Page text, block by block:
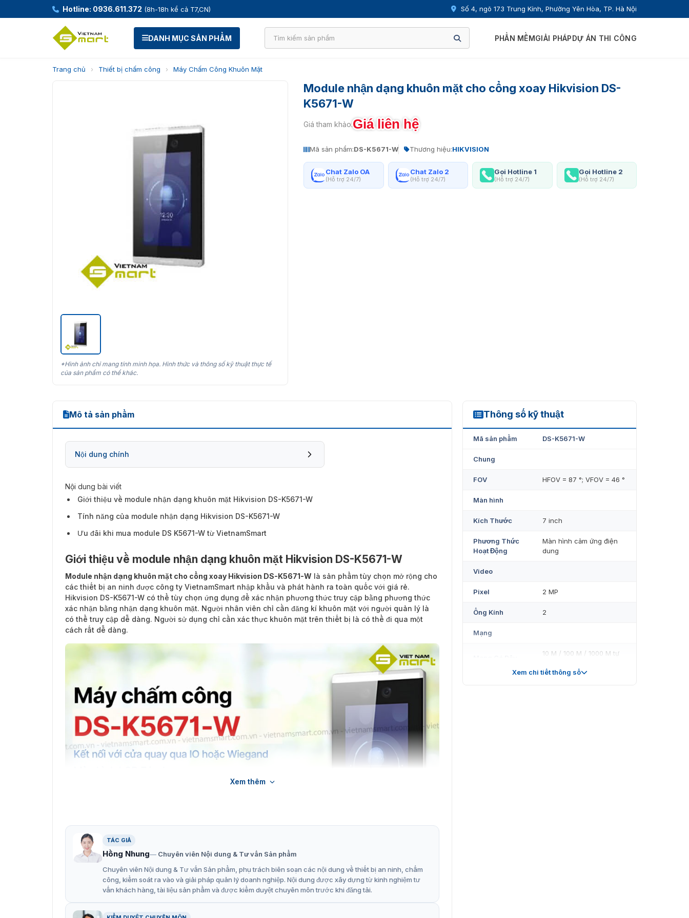
Hotline: 0936.611.372 (8h-18h kể cả T7,CN) Số 4, ngõ 173 Trung Kính, Phường Yên Hòa, TP. Hà Nội
DANH MỤC SẢN PHẨM PHẦN MỀMGIẢI PHÁPDỰ ÁN THI CÔNG
Trang chủ › Thiết bị chấm công › Máy Chấm Công Khuôn Mặt
*Hình ảnh chỉ mang tính minh họa. Hình thức và thông số kỹ thuật thực tế
của sản phẩm có thể khác.
Module nhận dạng khuôn mặt cho cổng xoay Hikvision DS-
K5671-W
Giá tham khảo:Giá liên hệ
Mã sản phẩm:DS-K5671-W Thương hiệu:HIKVISION
Chat Zalo OA
(Hỗ trợ 24/7)
Chat Zalo 2
(Hỗ trợ 24/7)
Gọi Hotline 1
(Hỗ trợ 24/7)
Gọi Hotline 2
(Hỗ trợ 24/7)
Mô tả sản phẩm
Nội dung chính
Nội dung bài viết
Giới thiệu về module nhận dạng khuôn mặt Hikvision DS-K5671-W
Tính năng của module nhận dạng Hikvision DS-K5671-W
Ưu đãi khi mua module DS K5671-W từ VietnamSmart
Giới thiệu về module nhận dạng khuôn mặt Hikvision DS-K5671-W
Module nhận dạng khuôn mặt cho cổng xoay Hikvision DS-K5671-W là sản phẩm tùy chọn mở rộng cho
các thiết bị an ninh được công ty VietnamSmart nhập khẩu và phát hành ra toàn quốc với giá rẻ.
Hikvision DS-K5671-W có thể tùy chọn ứng dụng để xác nhận phương thức truy cập bằng phương thức
xác nhận bằng nhận dạng khuôn mặt. Người nhân viên chỉ cần đăng kí khuôn mặt với người quản lý là
có thể truy cập dễ dàng. Người sử dụng chỉ cần xác thực khuôn mặt trên thiết bị là có thể đi qua một
cách rất dễ dàng.
Giới thiệu mẫu máy chấm công khuôn mặt DS-K5671-W
Xem thêm
TÁC GIẢ
Hồng Nhung
Chuyên viên Nội dung & Tư vấn Sản phẩm
Chuyên viên Nội dung & Tư vấn Sản phẩm, phụ trách biên soạn các nội dung về thiết bị an ninh, chấm
công, kiểm soát ra vào và giải pháp quản lý doanh nghiệp. Nội dung được xây dựng từ kinh nghiệm tư
vấn khách hàng, tài liệu sản phẩm và được kiểm duyệt chuyên môn trước khi đăng tải.
Thông số kỹ thuật
DS-K5671-W
Mã sản phẩm DS-K5671-W
Chung
FOV HFOV = 87 °; VFOV = 46 °
Màn hình
Kích Thước 7 inch
Phương Thức
Hoạt Động
Màn hình cảm ứng điện
dung
Video
Pixel 2 MP
Ống Kính 2
Mạng
10 M / 100 M / 1000 M tự
Xem chi tiết thông số